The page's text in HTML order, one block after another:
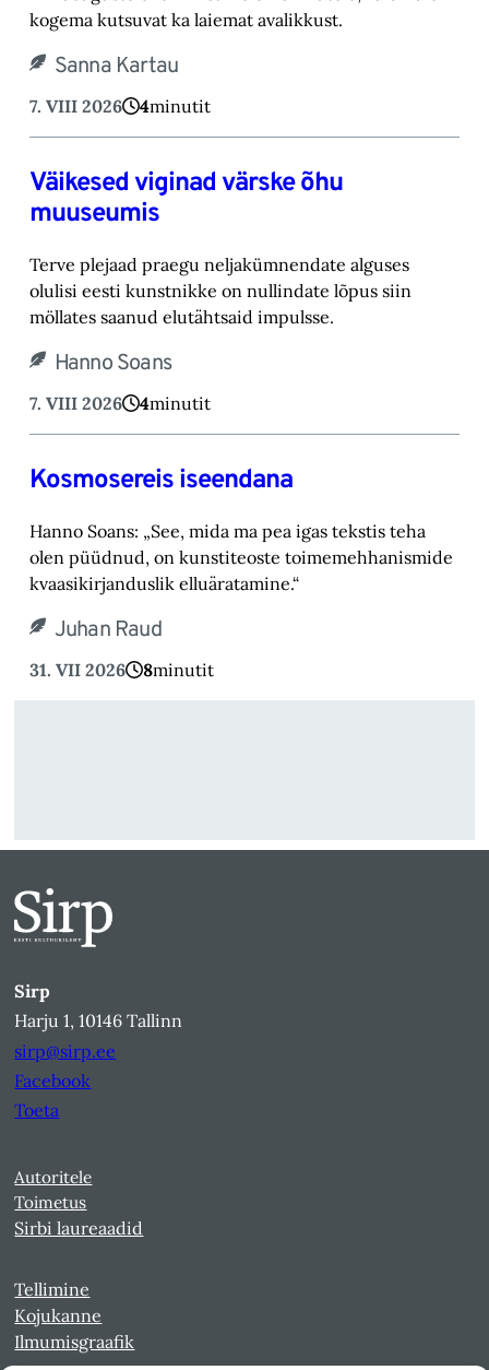
kogema kutsuvat ka laiemat avalikkust.‎
Sanna Kartau
7. VIII 2026 4minutit
Väikesed viginad värske õhu
muuseumis
Terve plejaad praegu neljakümnendate alguses
olulisi eesti kunstnikke on nullindate lõpus ‎siin
möllates saanud elutähtsaid impulsse.‎
Hanno Soans
7. VIII 2026 4minutit
Kosmosereis iseendana
Hanno Soans: „See, mida ma pea igas tekstis teha
olen püüdnud, on kunstiteoste toimemehhanismide
kvaasikirjanduslik elluäratamine.“
Juhan Raud
31. VII 2026 8minutit
Sirp
Harju 1, 10146 Tallinn
sirp@sirp.ee
Facebook
Toeta
Autoritele
Toimetus
Sirbi laureaadid
Tellimine
Kojukanne
Ilmumisgraafik